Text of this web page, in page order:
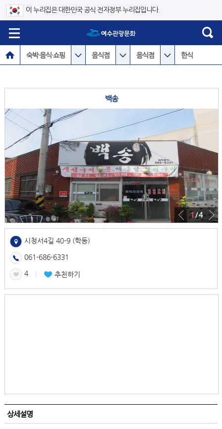
이 누리집은 대한민국 공식 전자정부 누리집입니다.
숙박·음식·쇼핑 음식점 음식점 한식
백송
1 / 4
시청서4길 40-9 (학동)
061-686-6331
4 l 추천하기
상세설명